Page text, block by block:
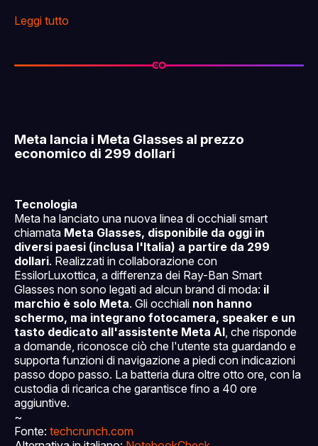
Leggi tutto
Meta lancia i Meta Glasses al prezzo
economico di 299 dollari
Tecnologia
Meta ha lanciato una nuova linea di occhiali smart
chiamata Meta Glasses, disponibile da oggi in
diversi paesi (inclusa l'Italia) a partire da 299
dollari. Realizzati in collaborazione con
EssilorLuxottica, a differenza dei Ray-Ban Smart
Glasses non sono legati ad alcun brand di moda: il
marchio è solo Meta. Gli occhiali non hanno
schermo, ma integrano fotocamera, speaker e un
tasto dedicato all'assistente Meta AI , che risponde
a domande, riconosce ciò che l'utente sta guardando e
supporta funzioni di navigazione a piedi con indicazioni
passo dopo passo. La batteria dura oltre otto ore, con la
custodia di ricarica che garantisce fino a 40 ore
aggiuntive.
~
Fonte: techcrunch.com